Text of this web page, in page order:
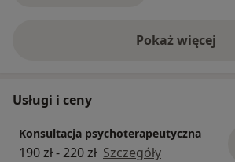
Pokaż więcej
o
Usługi i ceny
Konsultacja psychoterapeutyczna
190 zł - 220 zł Szczegóły